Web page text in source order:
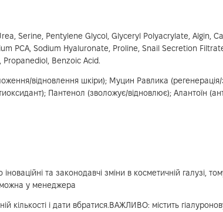
Serine, Pentylene Glycol, Glyceryl Polyacrylate, Algin,
PCA, Sodium Hyaluronate, Proline, Snail Secretion
Benzoic Acid.
відновлення шкіри); Муцин Равлика
Пантенол (зволожує/відновлює); Алантоїн
та законодавчі зміни в косметичній галузі,
у менеджера
кількості і дати вбратися.ВАЖЛИВО: містить